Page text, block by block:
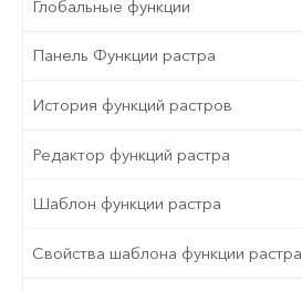
Глобальные функции
Панель Функции растра
История функций растров
Редактор функций растра
Шаблон функции растра
Свойства шаблона функции растра